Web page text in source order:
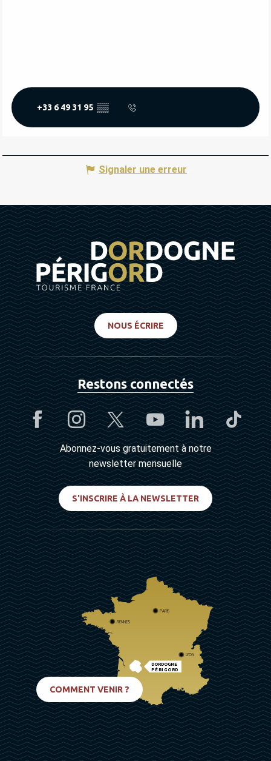
+33 6 49 31 95 ▒▒
Signaler une erreur
NOUS ÉCRIRE
Restons connectés
Abonnez-vous gratuitement à notre
newsletter mensuelle
S'INSCRIRE À LA NEWSLETTER
DORDOGNE
PÉRIGORD
PARIS
RENNES
LYON
COMMENT VENIR ?